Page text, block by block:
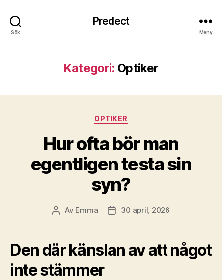
Sök
Predect
Meny
Kategori: Optiker
Kategorier
OPTIKER
Hur ofta bör man
egentligen testa sin
syn?
Inläggsförfattare
Av Emma Inläggsdatum
30 april, 2026
Den där känslan av att något
inte stämmer